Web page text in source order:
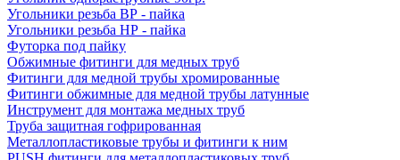
Угольники резьба ВР - пайка
Угольники резьба НР - пайка
Футорка под пайку
Обжимные фитинги для медных труб
Фитинги для медной трубы хромированные
Фитинги обжимные для медной трубы латунные
Инструмент для монтажа медных труб
Труба защитная гофрированная
Металлопластиковые трубы и фитинги к ним